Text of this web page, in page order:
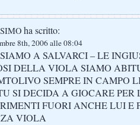
ha scritto:
8th, 2006 alle 08:04
A SALVARCI – LE
DELLA VIOLA SIAMO
SEMPRE IN CAMPO
SI DECIDA A GIOCARE PER
FUORI ANCHE LUI E
VIOLA